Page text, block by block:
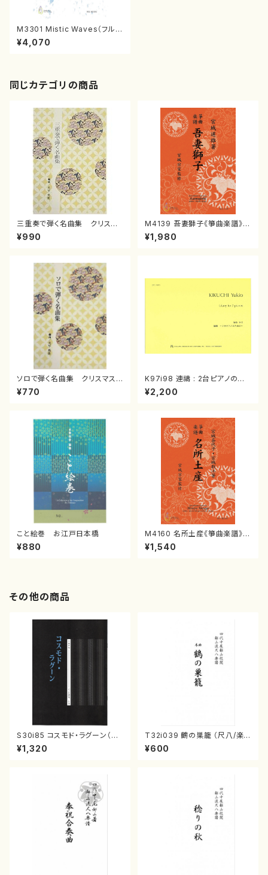
M3301 Mistic Waves（フルー
ト，室内オーケストラ/松本直祐
樹/楽譜）
¥4,070
同じカテゴリの商品
三重奏で弾く名曲集 クリスマ
スメドレー( 箏2/大平光美 編
曲/楽譜）
¥990
M4139 吾妻獅子《箏曲楽譜》
（箏/宮城道雄著・宮城宗家監修/
箏曲古典楽譜）
¥1,980
ソロで弾く名曲集 クリスマス・
イブ／恋人がサンタクロース(
箏独奏 /大平光美 編曲/楽
¥770
K97i98 連禱 : 2台ピアノのた
めの（2 Pianos / 菊池 幸夫 /
楽譜）
¥2,200
こと絵巻 お江戸日本橋
¥880
M4160 名所土産《箏曲楽譜》
（箏/宮城喜代子・宮城数江著・
宮城宗家監修/箏曲古典楽譜）
¥1,540
その他の商品
S30i85 コスモド・ラグーン（箏
2，17，三，尺/沢井比河流/楽譜）
¥1,320
T32i039 鶴の巣籠 （尺八/楽
譜）都山no.38
¥600